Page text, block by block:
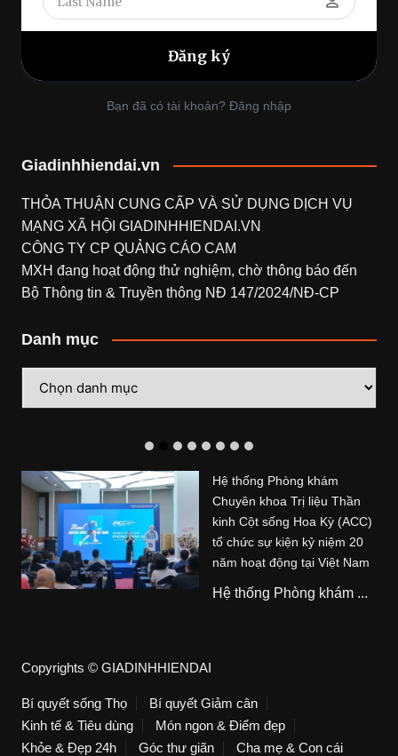
Bạn đã có tài khoản? Đăng nhập
Giadinhhiendai.vn
THỎA THUẬN CUNG CẤP VÀ SỬ DỤNG DỊCH VỤ
MẠNG XÃ HỘI GIADINHHIENDAI.VN
CÔNG TY CP QUẢNG CÁO CAM
MXH đang hoạt động thử nghiệm, chờ thông báo đến
Bộ Thông tin & Truyền thông NĐ 147/2024/NĐ-CP
Danh mục
mục
Hệ thống Phòng khám
Chuyên khoa Trị liệu Thần
kinh Cột sống Hoa Kỳ (ACC)
tổ chức sự kiện kỷ niệm 20
năm hoạt động tại Việt Nam
Hệ thống Phòng khám ...
Copyrights © GIADINHHIENDAI
Bí quyết sống Thọ
Bí quyết Giảm cân
Kinh tế & Tiêu dùng
Món ngon & Điểm đẹp
Khỏe & Đẹp 24h
Góc thư giãn Cha mẹ & Con cái